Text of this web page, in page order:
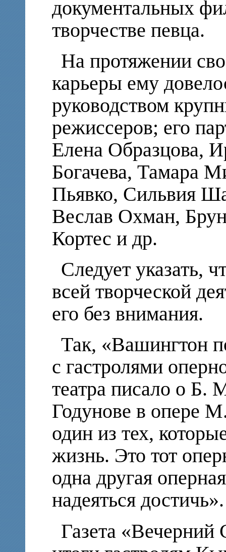
документальных
творчестве певца.
На протяжении
карьеры ему
руководством
режиссеров; его
Елена Образцова,
Богачева, Тамара
Пьявко, Сильвия
Веслав Охман,
Кортес и др.
Следует указать,
всей творческой
его без внимания.
Так, «Вашингтон
с гастролями
театра писало о Б.
Годунове в опере
один из тех,
жизнь. Это тот
одна другая
надеяться достичь».
Газета «Вечерний